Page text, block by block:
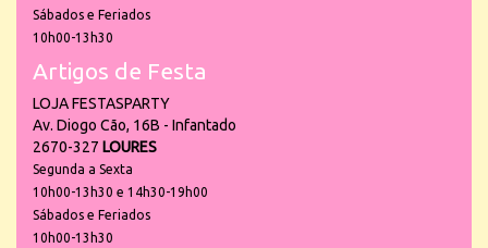
Sábados e Feriados
10h00-13h30
Artigos de Festa
LOJA FESTASPARTY
Av. Diogo Cão, 16B - Infantado
2670-327 LOURES
Segunda a Sexta
10h00-13h30 e 14h30-19h00
Sábados e Feriados
10h00-13h30